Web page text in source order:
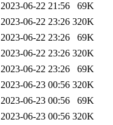
2023-06-22 21:56
69K
2023-06-22 23:26 320K
2023-06-22 23:26
69K
2023-06-22 23:26 320K
2023-06-22 23:26
69K
2023-06-23 00:56 320K
2023-06-23 00:56
69K
2023-06-23 00:56 320K